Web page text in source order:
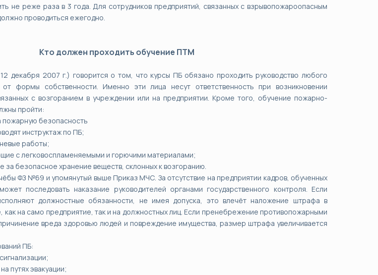
не реже раза в 3 года. Для сотрудников предприятий, связанных с взрывопожароопасным
проводиться ежегодно.
Кто должен проходить обучение ПТМ
2007 г.) говорится о том, что курсы ПБ обязано проходить руководство любого
от формы собственности. Именно эти лица несут ответственность при возникновении
с возгоранием в учреждении или на предприятии. Кроме того, обучение пожарно-
пройти:
безопасность
инструктаж по ПБ;
работы;
с легковоспламеняемыми и горючими материалами;
за безопасное хранение веществ, склонных к возгоранию.
ФЗ №69 и упомянутый выше Приказ МЧС. За отсутствие на предприятии кадров, обученных
последовать наказание руководителей органами государственного контроля. Если
должностные обязанности, не имея допуска, это влечёт наложение штрафа в
как на само предприятие, так и на должностных лиц. Если пренебрежение противопожарными
вреда здоровью людей и повреждение имущества, размер штрафа увеличивается
ПБ:
путях эвакуации;